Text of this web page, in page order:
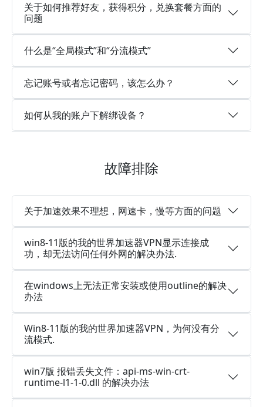
关于如何推荐好友，获得积分，兑换套餐方面的
问题
什么是“全局模式”和“分流模式”
忘记账号或者忘记密码，该怎么办？
如何从我的账户下解绑设备？
故障排除
关于加速效果不理想，网速卡，慢等方面的问题
win8-11版的我的世界加速器VPN显示连接成
功，却无法访问任何外网的解决办法.
在windows上无法正常安装或使用outline的解决
办法
Win8-11版的我的世界加速器VPN，为何没有分
流模式.
win7版 报错丢失文件：api-ms-win-crt-
runtime-l1-1-0.dll 的解决办法